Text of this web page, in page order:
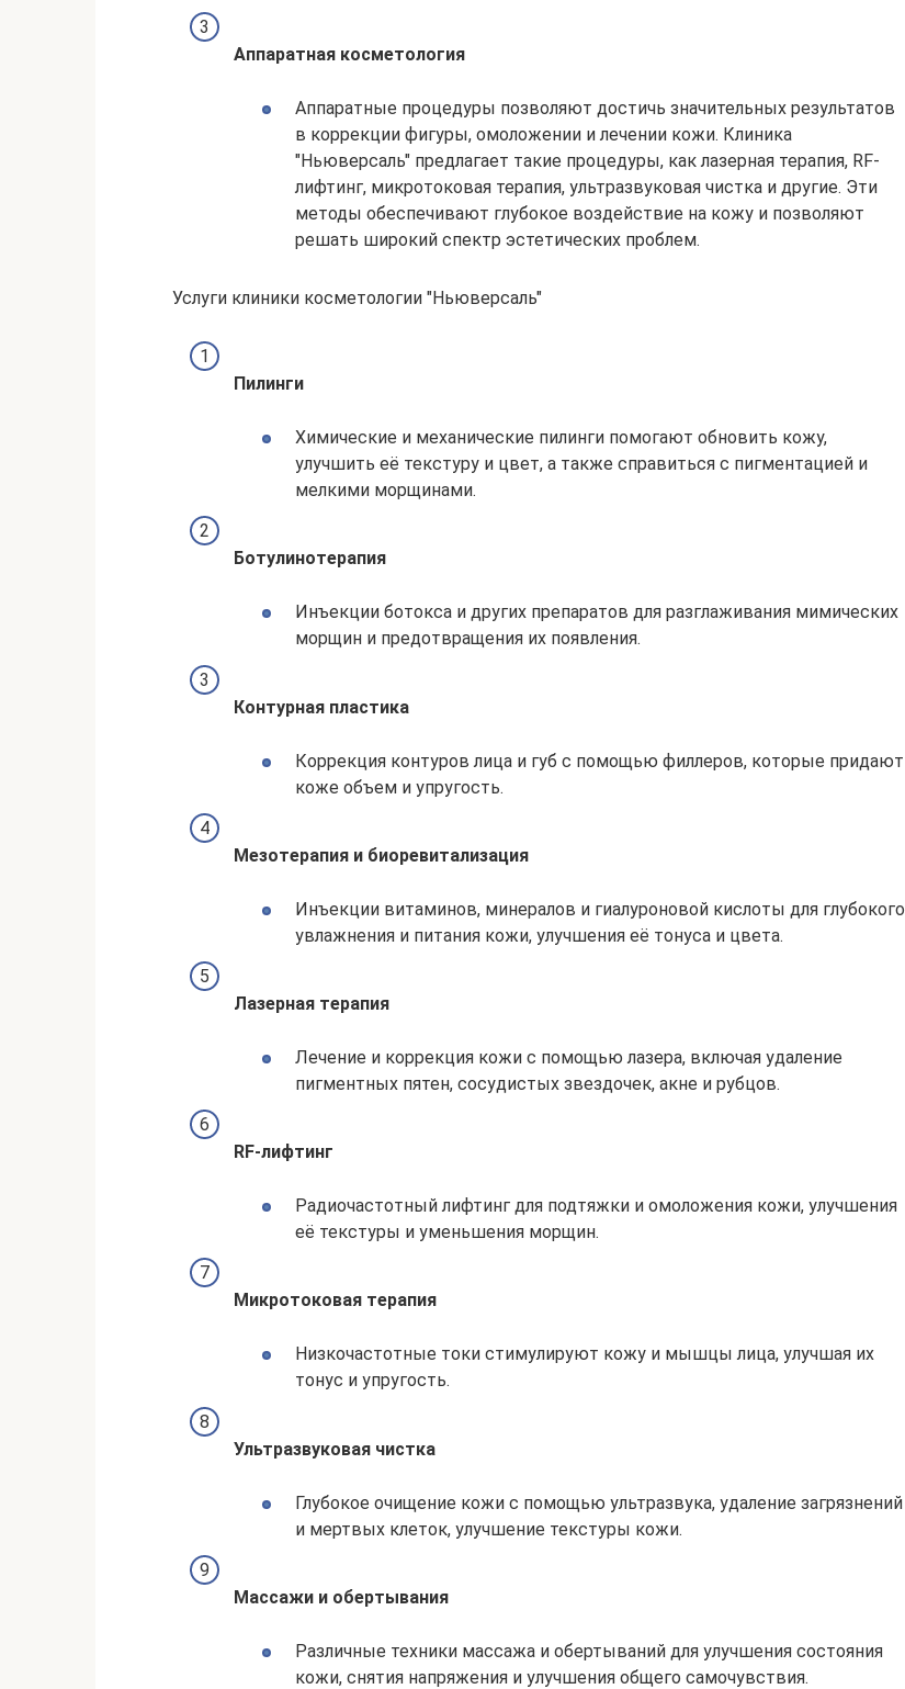
Аппаратная косметология
Аппаратные процедуры позволяют достичь значительных результатов
в коррекции фигуры, омоложении и лечении кожи. Клиника
"Ньюверсаль" предлагает такие процедуры, как лазерная терапия, RF-
лифтинг, микротоковая терапия, ультразвуковая чистка и другие. Эти
методы обеспечивают глубокое воздействие на кожу и позволяют
решать широкий спектр эстетических проблем.
Услуги клиники косметологии "Ньюверсаль"
Пилинги
Химические и механические пилинги помогают обновить кожу,
улучшить её текстуру и цвет, а также справиться с пигментацией и
мелкими морщинами.
Ботулинотерапия
Инъекции ботокса и других препаратов для разглаживания мимических
морщин и предотвращения их появления.
Контурная пластика
Коррекция контуров лица и губ с помощью филлеров, которые придают
коже объем и упругость.
Мезотерапия и биоревитализация
Инъекции витаминов, минералов и гиалуроновой кислоты для глубокого
увлажнения и питания кожи, улучшения её тонуса и цвета.
Лазерная терапия
Лечение и коррекция кожи с помощью лазера, включая удаление
пигментных пятен, сосудистых звездочек, акне и рубцов.
RF-лифтинг
Радиочастотный лифтинг для подтяжки и омоложения кожи, улучшения
её текстуры и уменьшения морщин.
Микротоковая терапия
Низкочастотные токи стимулируют кожу и мышцы лица, улучшая их
тонус и упругость.
Ультразвуковая чистка
Глубокое очищение кожи с помощью ультразвука, удаление загрязнений
и мертвых клеток, улучшение текстуры кожи.
Массажи и обертывания
Различные техники массажа и обертываний для улучшения состояния
кожи, снятия напряжения и улучшения общего самочувствия.